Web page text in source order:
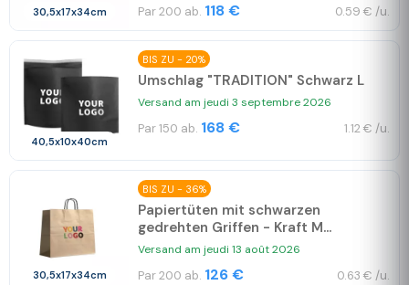
30,5x17x34cm Par 200 ab. 118 € 0.59 € /u.
40,5x10x40cm
BIS ZU - 20%
Umschlag "TRADITION" Schwarz L
Versand am jeudi 3 septembre 2026
Par 150 ab. 168 € 1.12 € /u.
30,5x17x34cm
BIS ZU - 36%
Papiertüten mit schwarzen
gedrehten Griffen - Kraft M...
Versand am jeudi 13 août 2026
Par 200 ab. 126 € 0.63 € /u.